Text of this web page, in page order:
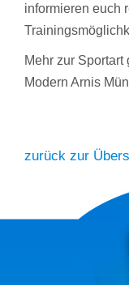
informieren euch
Mehr zur Sportart
Modern Arnis
zurück zur